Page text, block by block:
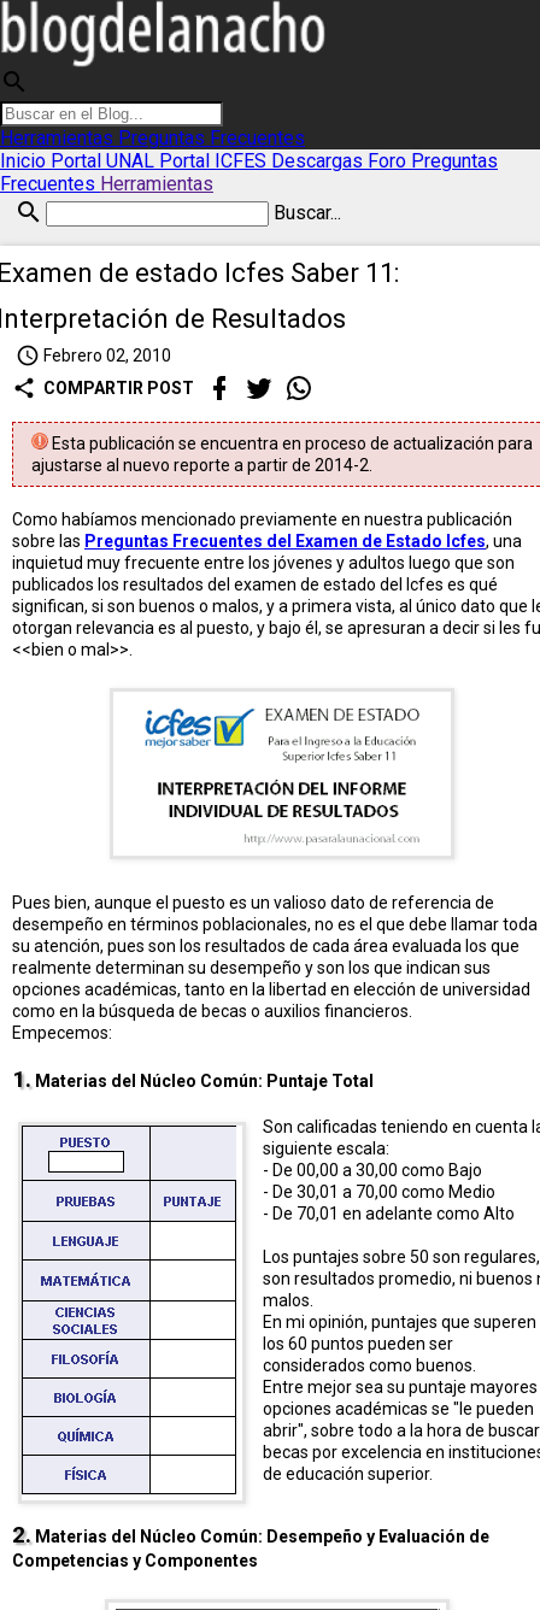
search
Herramientas Preguntas Frecuentes
Inicio Portal UNAL Portal ICFES Descargas Foro Preguntas
Frecuentes Herramientas
search Buscar...
de estado Icfes Saber 11:
de Resultados
access_time Febrero 02, 2010
share COMPARTIR POST
Esta publicación se encuentra en proceso de actualización para
ajustarse al nuevo reporte a partir de 2014-2.
Como habíamos mencionado previamente en nuestra publicación
sobre las Preguntas Frecuentes del Examen de Estado Icfes, una
inquietud muy frecuente entre los jóvenes y adultos luego que son
publicados los resultados del examen de estado del Icfes es qué
significan, si son buenos o malos, y a primera vista, al único dato que
otorgan relevancia es al puesto, y bajo él, se apresuran a decir si les
<<bien o mal>>.
Pues bien, aunque el puesto es un valioso dato de referencia de
desempeño en términos poblacionales, no es el que debe llamar toda
su atención, pues son los resultados de cada área evaluada los que
realmente determinan su desempeño y son los que indican sus
opciones académicas, tanto en la libertad en elección de universidad
como en la búsqueda de becas o auxilios financieros.
Empecemos:
1. Materias del Núcleo Común: Puntaje Total
Son calificadas teniendo en cuenta
siguiente escala:
- De 00,00 a 30,00 como Bajo
- De 30,01 a 70,00 como Medio
- De 70,01 en adelante como Alto
Los puntajes sobre 50 son regulares,
son resultados promedio, ni buenos
malos.
En mi opinión, puntajes que superen
los 60 puntos pueden ser
considerados como buenos.
Entre mejor sea su puntaje mayores
opciones académicas se "le pueden
abrir", sobre todo a la hora de buscar
becas por excelencia en
de educación superior.
2. Materias del Núcleo Común: Desempeño y Evaluación de
Competencias y Componentes